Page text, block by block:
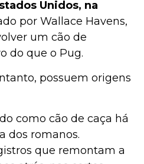
Unidos, na
por Wallace Havens,
um cão de
do que o Pug.
possuem origens
como cão de caça há
dos romanos.
que remontam a